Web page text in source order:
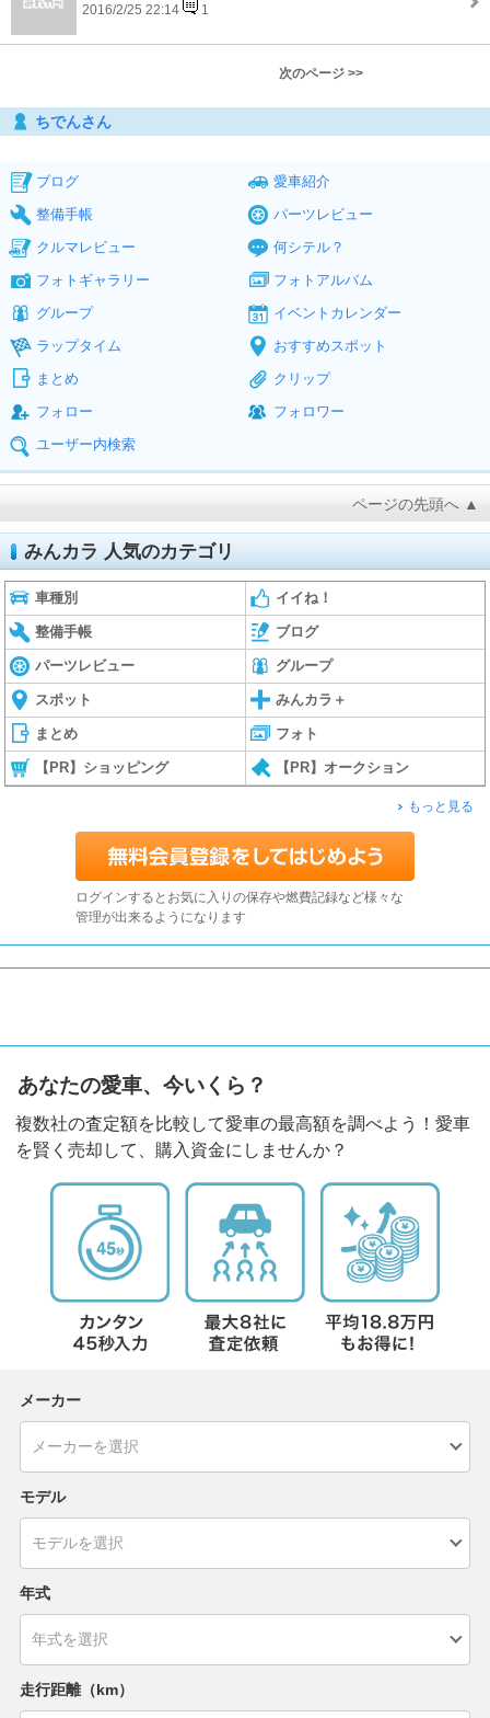
2016/2/25 22:14 1
次のページ >>
ちでんさん
ブログ
愛車紹介
整備手帳
パーツレビュー
クルマレビュー
何シテル？
フォトギャラリー
フォトアルバム
グループ
イベントカレンダー
ラップタイム
おすすめスポット
まとめ
クリップ
フォロー
フォロワー
ユーザー内検索
ページの先頭へ ▲
みんカラ 人気のカテゴリ
車種別 イイね！
整備手帳 ブログ
パーツレビュー グループ
スポット みんカラ＋
まとめ フォト
【PR】ショッピング 【PR】オークション
もっと見る
ログインするとお気に入りの保存や燃費記録など様々な
管理が出来るようになります
あなたの愛車、今いくら？
複数社の査定額を比較して愛車の最高額を調べよう！愛車
を賢く売却して、購入資金にしませんか？
メーカー
モデル
年式
走行距離（km）